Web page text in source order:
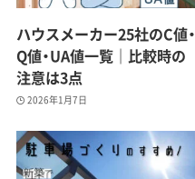
ハウスメーカー25社のC値・
Q値・UA値一覧｜比較時の
注意は3点
2026年1月7日